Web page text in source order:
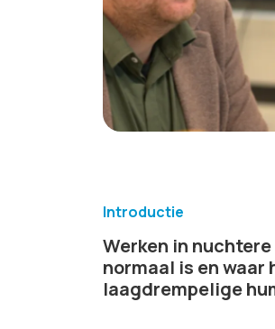
Introductie
Werken in
normaal is en waar
laagdrempelige